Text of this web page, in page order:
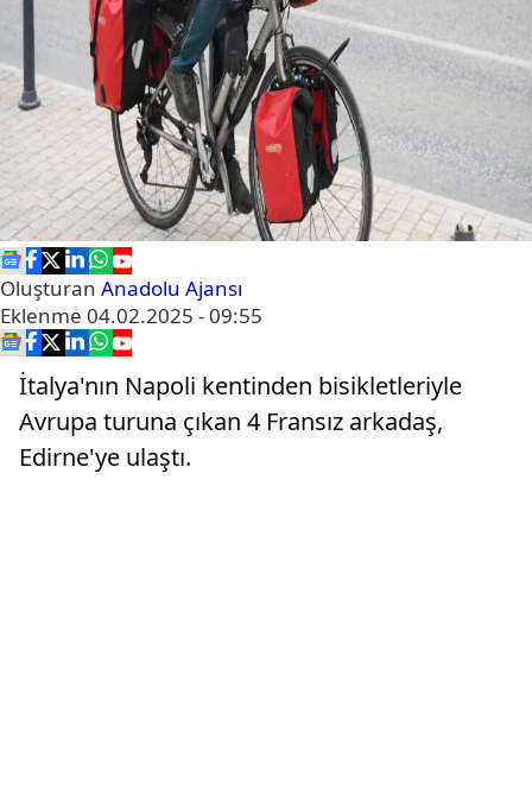
Oluşturan Anadolu Ajansı
Eklenme 04.02.2025 - 09:55
İtalya'nın Napoli kentinden bisikletleriyle
Avrupa turuna çıkan 4 Fransız arkadaş,
Edirne'ye ulaştı.